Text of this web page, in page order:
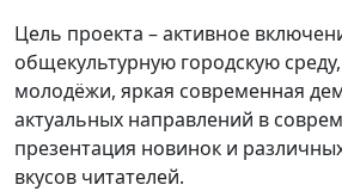
Цель проекта – активное
общекультурную городскую
молодёжи, яркая современная
актуальных направлений в
презентация новинок и
вкусов читателей.